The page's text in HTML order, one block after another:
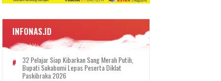
INFONAS.ID
32 Pelajar Siap Kibarkan Sang Merah Putih,
Bupati Sukabumi Lepas Peserta Diklat
Paskibraka 2026